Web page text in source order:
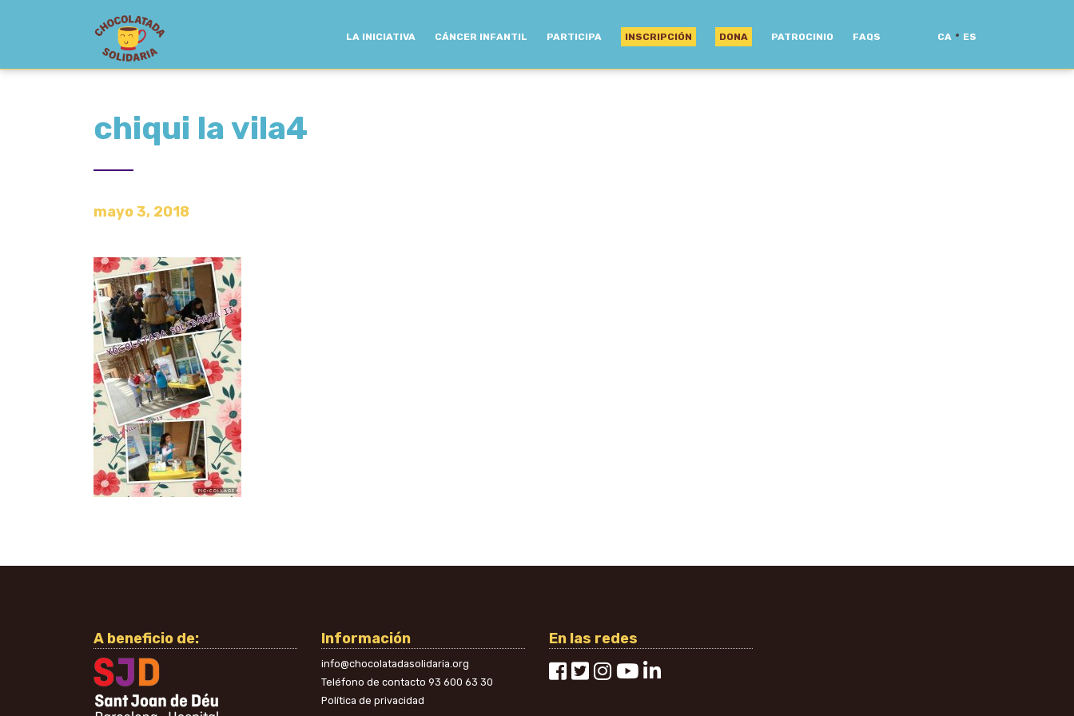
LA INICIATIVA CÁNCER INFANTIL PARTICIPA INSCRIPCIÓN DONA PATROCINIO FAQS CA · ES
chiqui la vila4
mayo 3, 2018
A beneficio de: Información
info@chocolatadasolidaria.org
Teléfono de contacto 93 600 63 30
Política de privacidad
En las redes